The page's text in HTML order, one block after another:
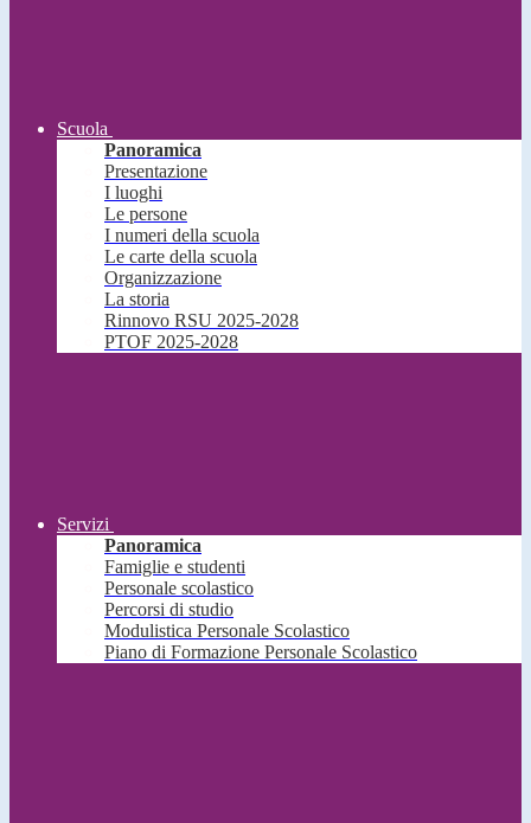
Scuola
Panoramica
Presentazione
I luoghi
Le persone
I numeri della scuola
Le carte della scuola
Organizzazione
La storia
Rinnovo RSU 2025-2028
PTOF 2025-2028
Servizi
Panoramica
Famiglie e studenti
Personale scolastico
Percorsi di studio
Modulistica Personale Scolastico
Piano di Formazione Personale Scolastico